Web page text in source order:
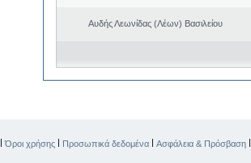
Αυδής Λεωνίδας (Λέων) Βασιλείου
|Όροι χρήσης | Προσωπικά δεδομένα | Ασφάλεια & Πρόσβαση